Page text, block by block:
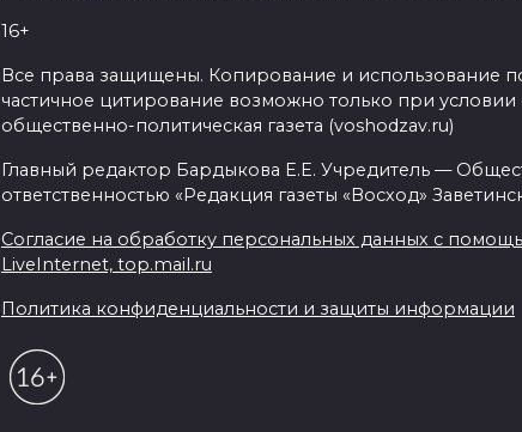
16+
Все права защищены. Копирование и использование
частичное цитирование возможно только при
общественно-политическая газета (voshodzav.ru)
Главный редактор Бардыкова Е.Е. Учредитель —
ответственностью «Редакция газеты «Восход»
Согласие на обработку персональных данных с
LiveInternet, top.mail.ru
Политика конфиденциальности и защиты информации